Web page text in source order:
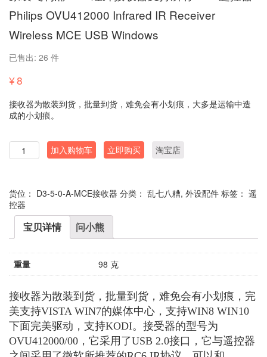
Philips OVU412000 Infrared IR Receiver
Wireless MCE USB Windows
已售出: 26 件
¥8
接收器为散装到货，批量到货，难免会有小划痕，大多是运输中造
成的小划痕。
数
量
加入购物车 立即购买 淘宝店
货位： D3-5-0-A-MCE接收器 分类： 乱七八糟, 外设配件 标签： 遥
控器
宝贝详情 问小熊
重量 98 克
接收器为散装到货，批量到货，难免会有小划痕，完
美支持VISTA WIN7的媒体中心，支持WIN8 WIN10
下面完美驱动，支持KODI。接受器的型号为
OVU412000/00，它采用了USB 2.0接口，它与遥控器